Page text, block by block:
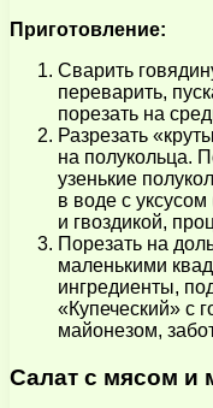
Приготовление:
Сварить
переварить,
порезать на
Разрезать
на полукольца.
узенькие
в воде с
и гвоздикой,
Порезать на
маленькими
ингредиенты,
«Купеческий» с
майонезом,
Салат с мясом и